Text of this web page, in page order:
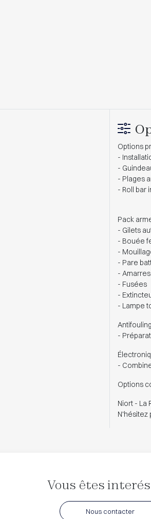
Options
-
-
- Plages
- Roll bar
Pack
- Gilets
- Bouée
-
- Pare
- Amarres
- Fusées
-
- Lampe
-
-
Options
Niort - La
N'hésitez
Vous êtes
Nous contacter